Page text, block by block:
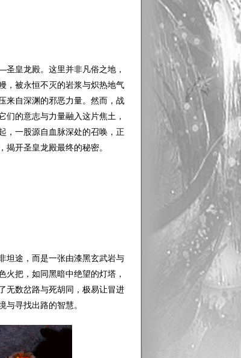
皇龙殿。这里并非凡俗之地，
，被永恒不灭的岩浆与炽热地气
来自深渊的邪恶力量。然而，战
的意志与力量融入这片焦土，
，一股源自血脉深处的召唤，正
开圣皇龙殿最终的秘密。
途，而是一张由漆黑玄武岩与
把，如同黑暗中绝望的灯塔，
无数岔路与死胡同，极易让冒进
寻找出路的智慧。